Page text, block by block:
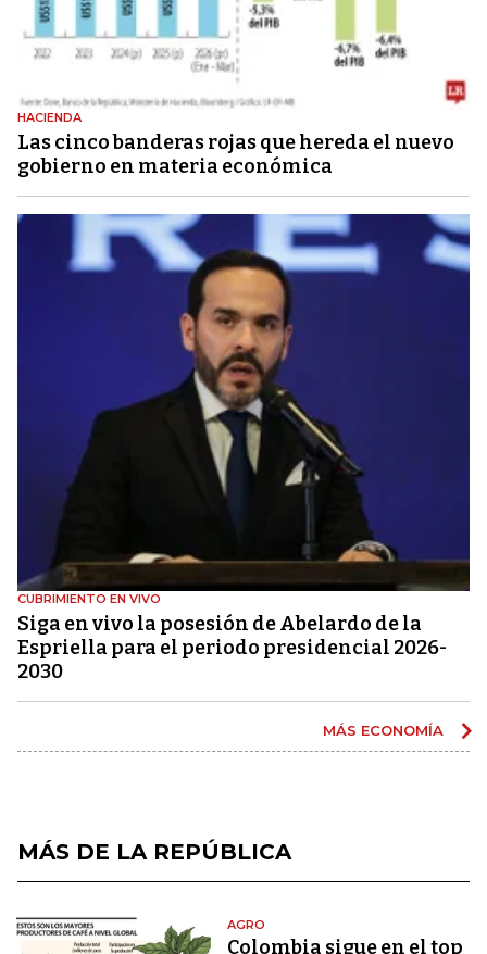
HACIENDA
Las cinco banderas rojas que hereda el nuevo
gobierno en materia económica
CUBRIMIENTO EN VIVO
Siga en vivo la posesión de Abelardo de la
Espriella para el periodo presidencial 2026-
2030
MÁS ECONOMÍA
MÁS DE LA REPÚBLICA
AGRO
Colombia sigue en el top